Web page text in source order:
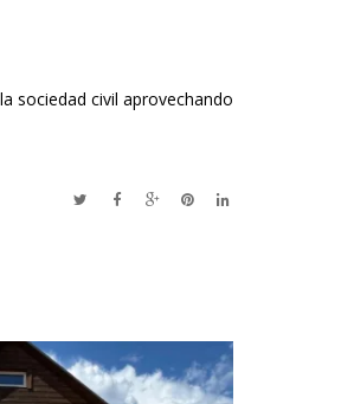
sociedad civil aprovechando